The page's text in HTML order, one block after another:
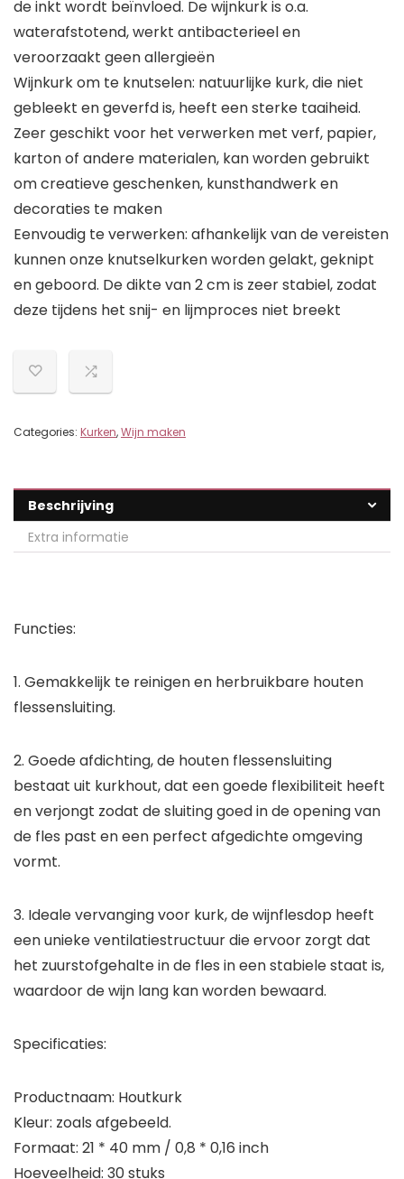
de inkt wordt beïnvloed. De wijnkurk is o.a.
waterafstotend, werkt antibacterieel en
veroorzaakt geen allergieën
Wijnkurk om te knutselen: natuurlijke kurk, die niet
gebleekt en geverfd is, heeft een sterke taaiheid.
Zeer geschikt voor het verwerken met verf, papier,
karton of andere materialen, kan worden gebruikt
om creatieve geschenken, kunsthandwerk en
decoraties te maken
Eenvoudig te verwerken: afhankelijk van de vereisten
kunnen onze knutselkurken worden gelakt, geknipt
en geboord. De dikte van 2 cm is zeer stabiel, zodat
deze tijdens het snij- en lijmproces niet breekt
Categories: Kurken,Wijn maken
Beschrijving
Extra informatie
Functies:
1. Gemakkelijk te reinigen en herbruikbare houten
flessensluiting.
2. Goede afdichting, de houten flessensluiting
bestaat uit kurkhout, dat een goede flexibiliteit heeft
en verjongt zodat de sluiting goed in de opening van
de fles past en een perfect afgedichte omgeving
vormt.
3. Ideale vervanging voor kurk, de wijnflesdop heeft
een unieke ventilatiestructuur die ervoor zorgt dat
het zuurstofgehalte in de fles in een stabiele staat is,
waardoor de wijn lang kan worden bewaard.
Specificaties:
Productnaam: Houtkurk
Kleur: zoals afgebeeld.
Formaat: 21 * 40 mm / 0,8 * 0,16 inch
Hoeveelheid: 30 stuks